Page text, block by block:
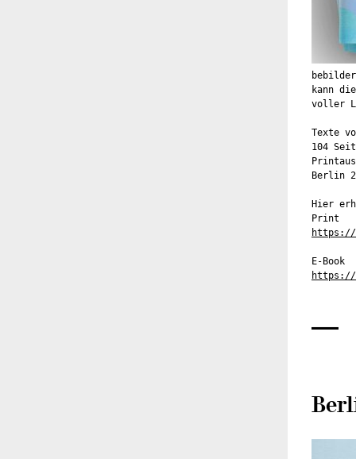
kann
voller
Texte
104
Berlin
Hier
Print
https://
E-Book
https://